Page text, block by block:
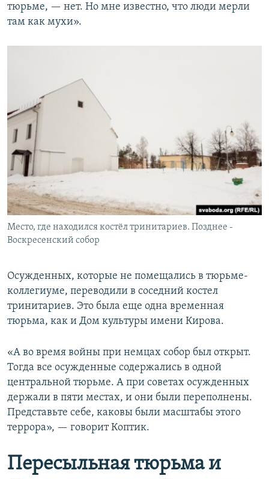
тюрьме, — нет. Но мне известно, что люди мерли
там как мухи».
Место, где находился костёл тринитариев. Позднее -
Воскресенский собор
Осужденных, которые не помещались в тюрьме-
коллегиуме, переводили в соседний костел
тринитариев. Это была еще одна временная
тюрьма, как и Дом культуры имени Кирова.
«А во время войны при немцах собор был открыт.
Тогда все осужденные содержались в одной
центральной тюрьме. А при советах осужденных
держали в пяти местах, и они были переполнены.
Представьте себе, каковы были масштабы этого
террора», — говорит Коптик.
Пересыльная тюрьма и